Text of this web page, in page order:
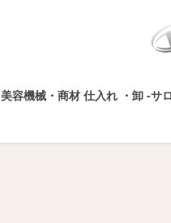
美容機械・商材 仕入れ ・卸 -サ